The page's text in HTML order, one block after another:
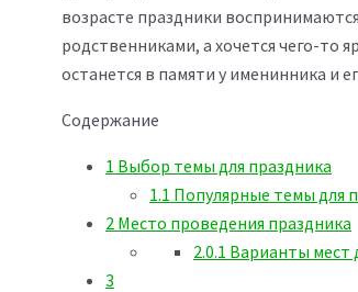
возрасте праздники
родственниками, а хочется чего-то
останется в памяти у именинника и
Содержание
1 Выбор темы для праздника
1.1 Популярные темы для
2 Место проведения праздника
2.0.1 Варианты мест
3